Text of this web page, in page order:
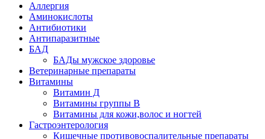
Аллергия
Аминокислоты
Антибиотики
Антипаразитные
БАД
БАДы мужское здоровье
Ветеринарные препараты
Витамины
Витамин Д
Витамины группы В
Витамины для кожи,волос и ногтей
Гастроэнтерология
Кишечные противовоспалительные препараты